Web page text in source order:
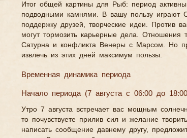
Итог общей картины для Рыб: период
подводными камнями. В вашу пользу
поддержку друзей, творческие идеи. Против
могут тормозить карьерные дела. Отношения
Сатурна и конфликта Венеры с Марсом. Но
извлечь из этих дней максимум пользы.
Временная динамика периода
Начало периода (7 августа с 06:00 до
Утро 7 августа встречает вас мощным
то почувствуете прилив сил и желание
написать сообщение давнему другу,